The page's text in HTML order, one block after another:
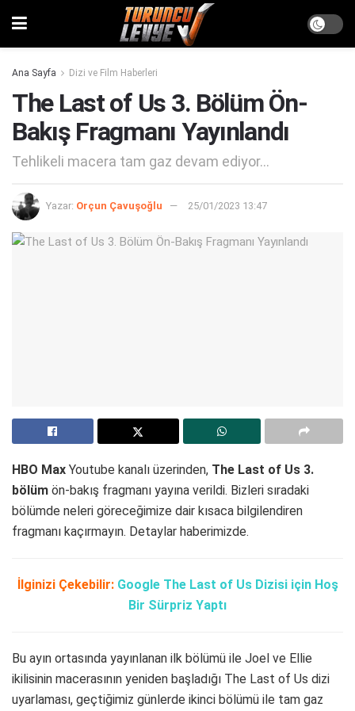
Ana Sayfa Dizi ve Film Haberleri
The Last of Us 3. Bölüm Ön-
Bakış Fragmanı Yayınlandı
Tehlikeli macera tam gaz devam ediyor...
Yazar: Orçun Çavuşoğlu 25/01/2023 13:47
HBO Max Youtube kanalı üzerinden, The Last of Us 3.
bölüm ön-bakış fragmanı yayına verildi. Bizleri sıradaki
bölümde neleri göreceğimize dair kısaca bilgilendiren
fragmanı kaçırmayın. Detaylar haberimizde.
İlginizi Çekebilir: Google The Last of Us Dizisi için Hoş
Bir Sürpriz Yaptı
Bu ayın ortasında yayınlanan ilk bölümü ile Joel ve Ellie
ikilisinin macerasının yeniden başladığı The Last of Us dizi
uyarlaması, geçtiğimiz günlerde ikinci bölümü ile tam gaz